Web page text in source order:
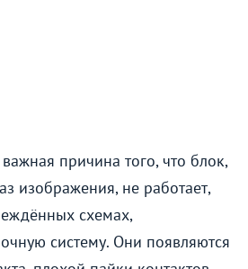
причина того, что блок,
изображения, не работает,
схемах,
систему. Они появляются